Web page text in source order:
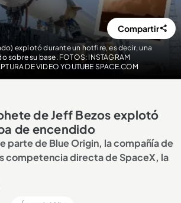
explotó durante un hotfire, es decir, una
sobre su base. FOTOS: INSTAGRAM
DE VIDEO YOUTUBE SPACE.COM
Compartir
de Jeff Bezos explotó
de encendido
parte de Blue Origin, la compañía de
competencia directa de SpaceX, la